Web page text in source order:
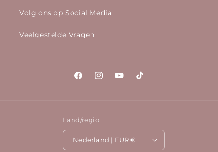
Volg ons op Social Media
Veelgestelde Vragen
FacebookInstagramYouTubeTikTok
Land/regio
Nederland | EUR €